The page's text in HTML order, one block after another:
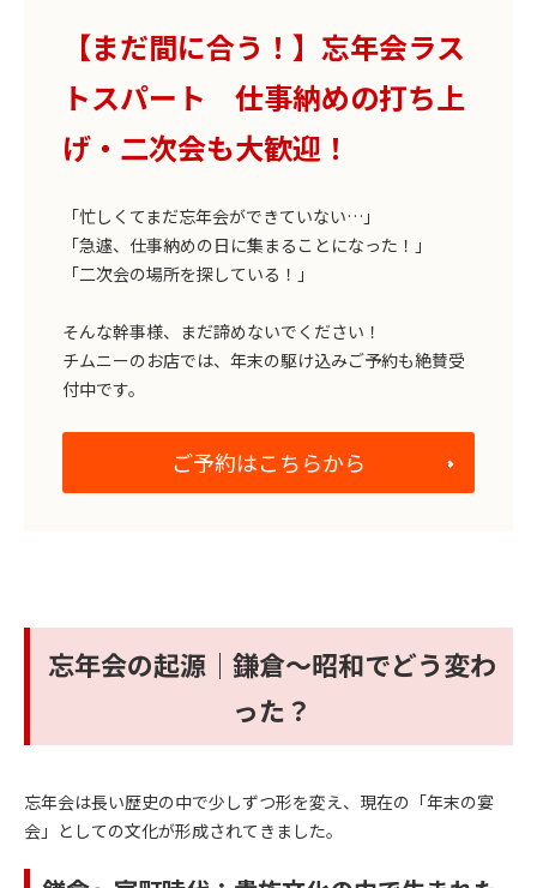
【まだ間に合う！】忘年会ラス
トスパート 仕事納めの打ち上
げ・二次会も大歓迎！
「忙しくてまだ忘年会ができていない…」
「急遽、仕事納めの日に集まることになった！」
「二次会の場所を探している！」
そんな幹事様、まだ諦めないでください！
チムニーのお店では、年末の駆け込みご予約も絶賛受
付中です。
ご予約はこちらから
忘年会の起源｜鎌倉〜昭和でどう変わ
った？
忘年会は長い歴史の中で少しずつ形を変え、現在の「年末の宴
会」としての文化が形成されてきました。